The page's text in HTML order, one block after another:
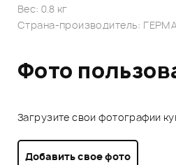
Вес: 0.8 кг
Страна-производитель:
Фото
Загрузите свои фотографии
Добавить свое фото